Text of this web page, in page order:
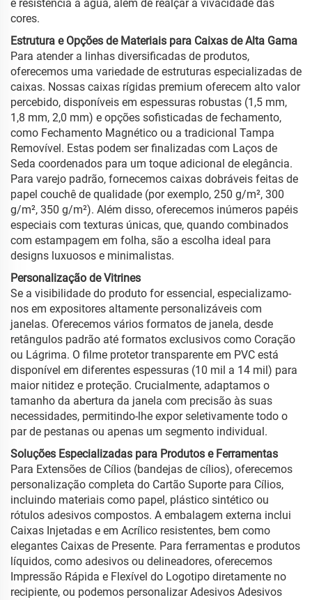
e resistência à água, além de realçar a vivacidade das
cores.
Estrutura e Opções de Materiais para Caixas de Alta Gama
Para atender a linhas diversificadas de produtos,
oferecemos uma variedade de estruturas especializadas de
caixas. Nossas caixas rígidas premium oferecem alto valor
percebido, disponíveis em espessuras robustas (1,5 mm,
1,8 mm, 2,0 mm) e opções sofisticadas de fechamento,
como Fechamento Magnético ou a tradicional Tampa
Removível. Estas podem ser finalizadas com Laços de
Seda coordenados para um toque adicional de elegância.
Para varejo padrão, fornecemos caixas dobráveis feitas de
papel couchê de qualidade (por exemplo, 250 g/m², 300
g/m², 350 g/m²). Além disso, oferecemos inúmeros papéis
especiais com texturas únicas, que, quando combinados
com estampagem em folha, são a escolha ideal para
designs luxuosos e minimalistas.
Personalização de Vitrines
Se a visibilidade do produto for essencial, especializamo-
nos em expositores altamente personalizáveis com
janelas. Oferecemos vários formatos de janela, desde
retângulos padrão até formatos exclusivos como Coração
ou Lágrima. O filme protetor transparente em PVC está
disponível em diferentes espessuras (10 mil a 14 mil) para
maior nitidez e proteção. Crucialmente, adaptamos o
tamanho da abertura da janela com precisão às suas
necessidades, permitindo-lhe expor seletivamente todo o
par de pestanas ou apenas um segmento individual.
Soluções Especializadas para Produtos e Ferramentas
Para Extensões de Cílios (bandejas de cílios), oferecemos
personalização completa do Cartão Suporte para Cílios,
incluindo materiais como papel, plástico sintético ou
rótulos adesivos compostos. A embalagem externa inclui
Caixas Injetadas e em Acrílico resistentes, bem como
elegantes Caixas de Presente. Para ferramentas e produtos
líquidos, como adesivos ou delineadores, oferecemos
Impressão Rápida e Flexível do Logotipo diretamente no
recipiente, ou podemos personalizar Adesivos Adesivos